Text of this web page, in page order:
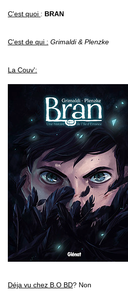
C'est quoi : BRAN
C'est de qui : Grimaldi & Plenzke
La Couv':
Déja vu chez B.O BD? Non